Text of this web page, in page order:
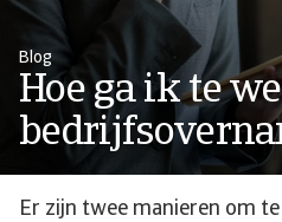
Blog
Hoe ga ik te
Er zijn twee manieren om